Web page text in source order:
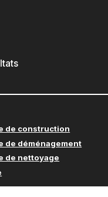
de construction
de déménagement
de nettoyage